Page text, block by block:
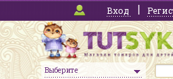
Вход
Выберите